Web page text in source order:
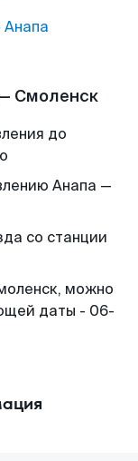
Анапа
Смоленск
до
Анапа —
со станции
можно
даты - 06-